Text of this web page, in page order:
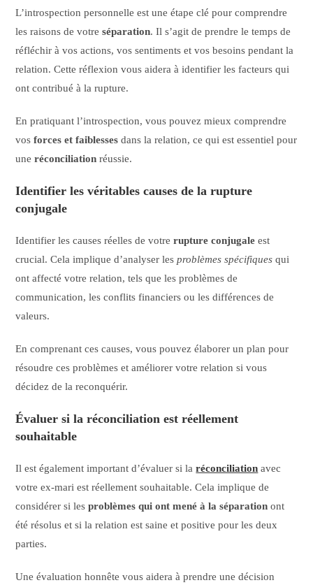
L’introspection personnelle est une étape clé pour comprendre
les raisons de votreséparation. Il s’agit de prendre le temps de
réfléchir à vos actions, vos sentiments et vos besoins pendant la
relation. Cette réflexion vous aidera à identifier les facteurs qui
ont contribué à la rupture.
En pratiquant l’introspection, vous pouvez mieux comprendre
vosforces et faiblesses dans la relation, ce qui est essentiel pour
uneréconciliation réussie.
Identifier les véritables causes de la rupture
conjugale
Identifier les causes réelles de votrerupture conjugale est
crucial. Cela implique d’analyser lesproblèmes spécifiques qui
ont affecté votre relation, tels que les problèmes de
communication, les conflits financiers ou les différences de
valeurs.
En comprenant ces causes, vous pouvez élaborer un plan pour
résoudre ces problèmes et améliorer votre relation si vous
décidez de la reconquérir.
Évaluer si la réconciliation est réellement
souhaitable
Il est également important d’évaluer si laréconciliation avec
votre ex-mari est réellement souhaitable. Cela implique de
considérer si lesproblèmes qui ont mené à la séparation ont
été résolus et si la relation est saine et positive pour les deux
parties.
Une évaluation honnête vous aidera à prendre une décision